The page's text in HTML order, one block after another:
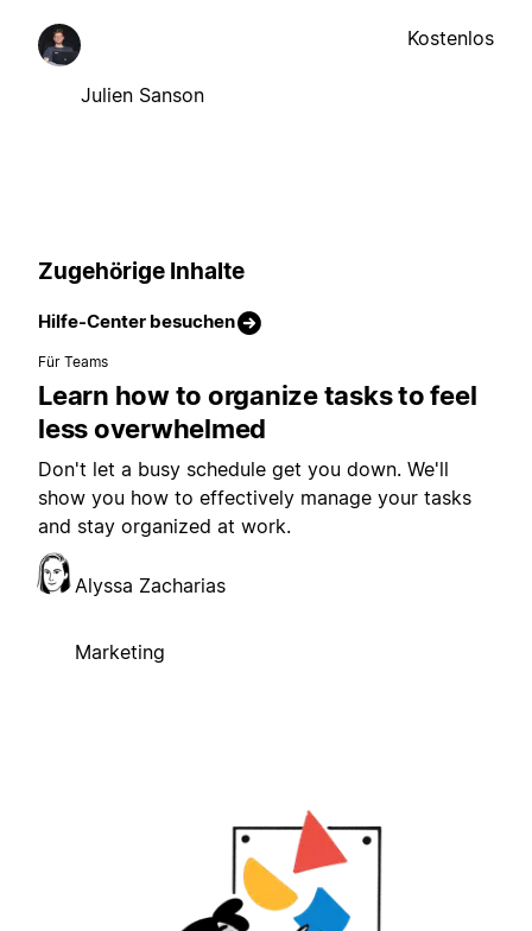
Julien Sanson
Kostenlos
Zugehörige Inhalte
Hilfe-Center besuchen
Für Teams
Learn how to organize tasks to feel
less overwhelmed
Don't let a busy schedule get you down. We'll
show you how to effectively manage your tasks
and stay organized at work.
Alyssa Zacharias
Marketing